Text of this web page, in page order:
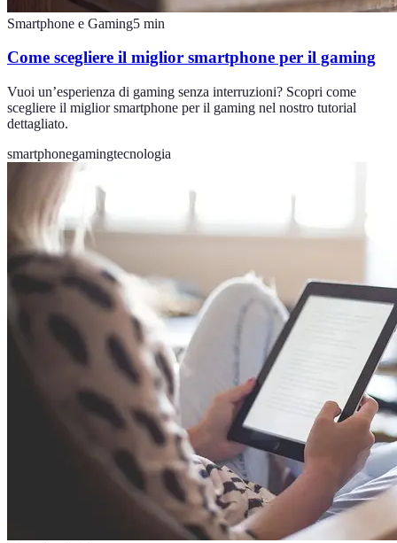
Smartphone e Gaming5 min
Come scegliere il miglior smartphone per il gaming
Vuoi un’esperienza di gaming senza interruzioni? Scopri come
scegliere il miglior smartphone per il gaming nel nostro tutorial
dettagliato.
smartphonegamingtecnologia